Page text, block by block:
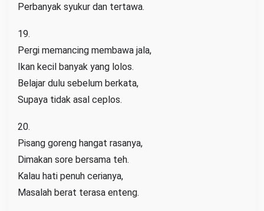
Perbanyak syukur dan tertawa.
19.
Pergi memancing membawa jala,
Ikan kecil banyak yang lolos.
Belajar dulu sebelum berkata,
Supaya tidak asal ceplos.
20.
Pisang goreng hangat rasanya,
Dimakan sore bersama teh.
Kalau hati penuh cerianya,
Masalah berat terasa enteng.